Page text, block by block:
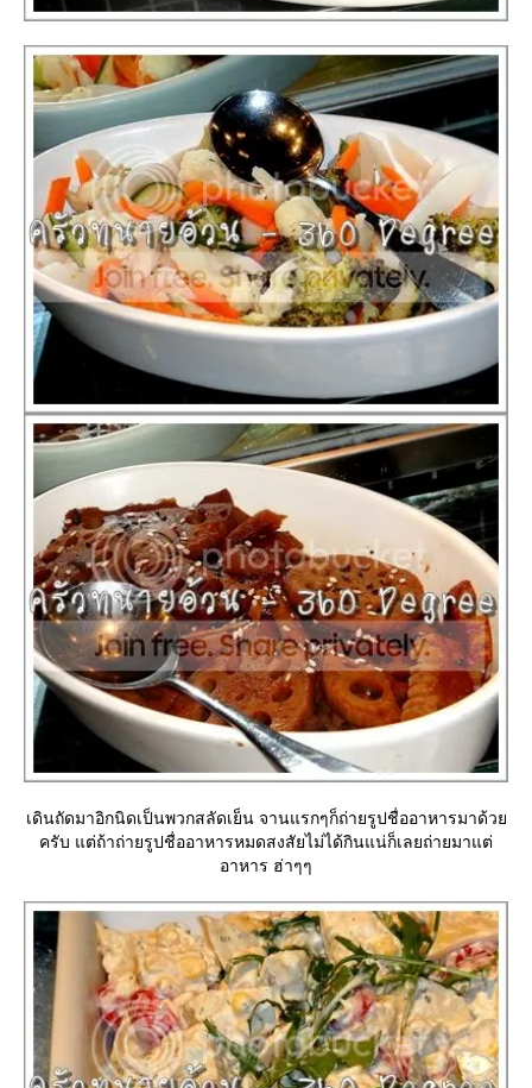
เดินถัดมาอิกนิดเป็นพวกสลัดเย็น จานแรกๆก็ถ่ายรูปชื่ออาหารมาด้ว
ครับ แต่ถ้าถ่ายรูปชื่ออาหารหมดสงสัยไม่ได้กินแน่ก็เลยถ่ายมาแต่
อาหาร ฮ่าๆๆ